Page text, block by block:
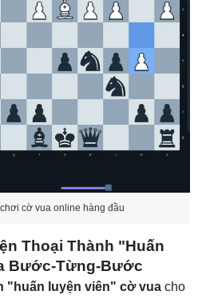
cờ vua online hàng đầu
Thoại Thành "Huấn
Bước-Từng-Bước
"huấn luyện viên" cờ vua cho